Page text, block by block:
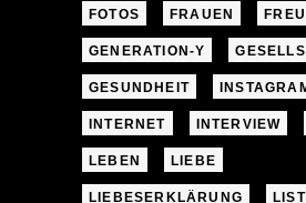
FOTOS FRAUEN
GENERATION-Y
GESUNDHEIT
INTERNET INTERVIEW
LEBEN LIEBE
LIEBESERKLÄRUNG